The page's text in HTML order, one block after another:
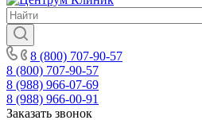
8 (800) 707-90-57
8 (800) 707-90-57
8 (988) 966-07-69
8 (988) 966-00-91
Заказать звонок